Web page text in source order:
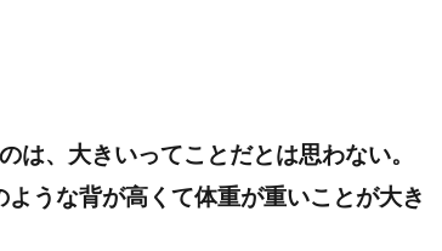
は、大きいってことだとは思わない。
うな背が高くて体重が重いことが大き